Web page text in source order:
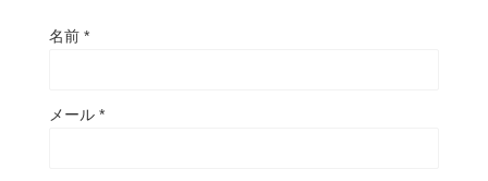
名前 *
メール *